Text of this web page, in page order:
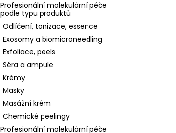
Profesionální molekulární péče
podle typu produktů
Odlíčení, tonizace, essence
Exosomy a biomicroneedling
Exfoliace, peels
Séra a ampule
Krémy
Masky
Masážní krém
Chemické peelingy
Profesionální molekulární péče